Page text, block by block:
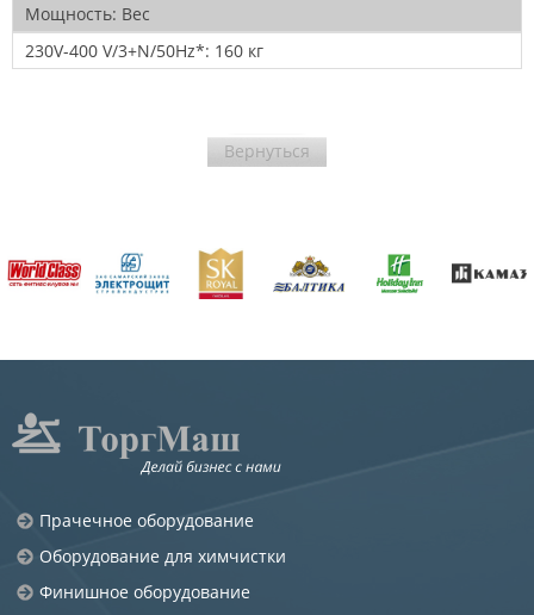
Мощность: Вес
230V-400 V/3+N/50Hz*: 160 кг
Вернуться
Прачечное оборудование
Оборудование для химчистки
Финишное оборудование